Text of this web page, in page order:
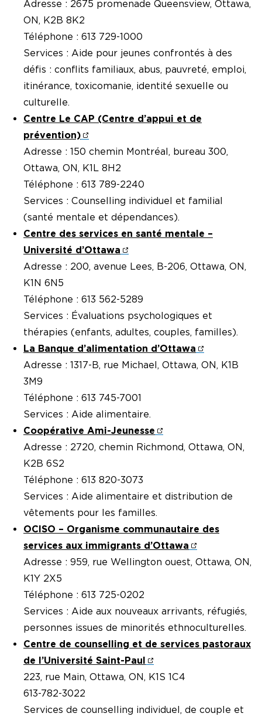
Adresse : 2675 promenade Queensview, Ottawa,
ON, K2B 8K2
Téléphone : 613 729-1000
Services : Aide pour jeunes confrontés à des
défis : conflits familiaux, abus, pauvreté, emploi,
itinérance, toxicomanie, identité sexuelle ou
culturelle.
Centre Le CAP (Centre d’appui et de
prévention)
Adresse : 150 chemin Montréal, bureau 300,
Ottawa, ON, K1L 8H2
Téléphone : 613 789-2240
Services : Counselling individuel et familial
(santé mentale et dépendances).
Centre des services en santé mentale –
Université d’Ottawa
Adresse : 200, avenue Lees, B-206, Ottawa, ON,
K1N 6N5
Téléphone : 613 562-5289
Services : Évaluations psychologiques et
thérapies (enfants, adultes, couples, familles).
La Banque d’alimentation d’Ottawa
Adresse : 1317-B, rue Michael, Ottawa, ON, K1B
3M9
Téléphone : 613 745-7001
Services : Aide alimentaire.
Coopérative Ami-Jeunesse
Adresse : 2720, chemin Richmond, Ottawa, ON,
K2B 6S2
Téléphone : 613 820-3073
Services : Aide alimentaire et distribution de
vêtements pour les familles.
OCISO – Organisme communautaire des
services aux immigrants d’Ottawa
Adresse : 959, rue Wellington ouest, Ottawa, ON,
K1Y 2X5
Téléphone : 613 725-0202
Services : Aide aux nouveaux arrivants, réfugiés,
personnes issues de minorités ethnoculturelles.
Centre de counselling et de services pastoraux
de l’Université Saint-Paul
223, rue Main, Ottawa, ON, K1S 1C4
613-782-3022
Services de counselling individuel, de couple et